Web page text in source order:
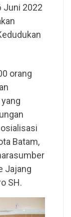
Juni 2022
orang
Batam,
Jajang
SH.